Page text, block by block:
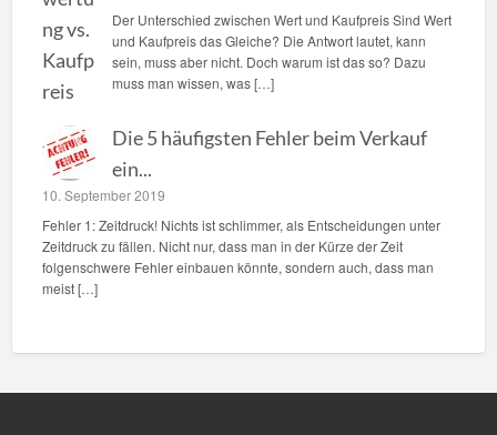
Der Unterschied zwischen Wert und Kaufpreis Sind Wert
und Kaufpreis das Gleiche? Die Antwort lautet, kann
sein, muss aber nicht. Doch warum ist das so? Dazu
muss man wissen, was […]
Die 5 häufigsten Fehler beim Verkauf
ein...
10. September 2019
Fehler 1: Zeitdruck! Nichts ist schlimmer, als Entscheidungen unter
Zeitdruck zu fällen. Nicht nur, dass man in der Kürze der Zeit
folgenschwere Fehler einbauen könnte, sondern auch, dass man
meist […]